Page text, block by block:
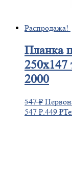
Распродажа!
Планка
2000
547₽
547 ₽. 449 ₽